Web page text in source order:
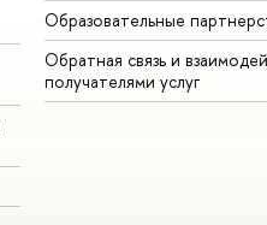
Образовательные
Обратная связь и
получателями услуг